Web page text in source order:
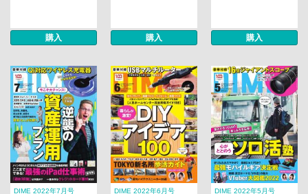
購入 購入 購入
DIME 2022年7月号 DIME 2022年6月号 DIME 2022年5月号